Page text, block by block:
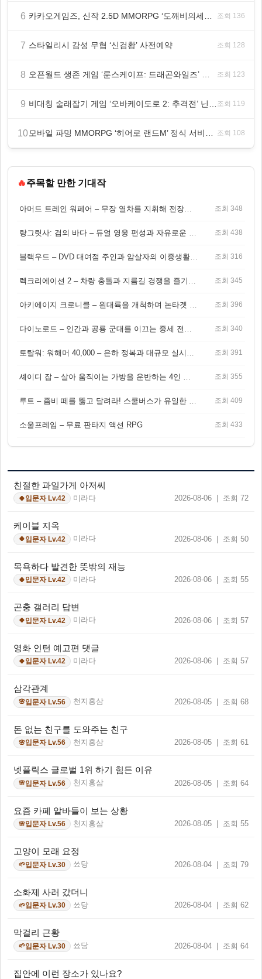
6 카카오게임즈, 신작 2.5D MMORPG ‘도깨비의세계’ 천만 배우 박지훈 광고 모델 발탁 조회 136
7 스타일리시 감성 무협 ‘신검황’ 사전예약 조회 128
8 오픈월드 생존 게임 ‘룬스케이프: 드래곤와일즈’ 대규모 유저 편의성 개선 및 사이드 퀘스트 업데이트 조회 123
9 비대칭 술래잡기 게임 ‘오바케이도로 2: 추격전’ 닌텐도 eShop 출시 조회 119
10 모바일 파밍 MMORPG ‘히어로 랜드M’ 정식 서비스 돌입 조회 108
🔥주목할 만한 기대작
조회 348
조회 438
조회 316
조회 345
조회 396
조회 340
조회 391
조회 355
조회 409
소울프레임 – 무료 판타지 액션 RPG 조회 433
친절한 과일가게 아저씨
🍀입문자 Lv.42 미라다 2026-08-06 | 조회 72
케이블 지옥
🍀입문자 Lv.42 미라다 2026-08-06 | 조회 50
목욕하다 발견한 뜻밖의 재능
🍀입문자 Lv.42 미라다 2026-08-06 | 조회 55
곤충 갤러리 답변
🍀입문자 Lv.42 미라다 2026-08-06 | 조회 57
영화 인턴 예고편 댓글
🍀입문자 Lv.42 미라다 2026-08-06 | 조회 57
삼각관계
🌸입문자 Lv.56 천지홍삼 2026-08-05 | 조회 68
돈 없는 친구를 도와주는 친구
🌸입문자 Lv.56 천지홍삼 2026-08-05 | 조회 61
넷플릭스 글로벌 1위 하기 힘든 이유
🌸입문자 Lv.56 천지홍삼 2026-08-05 | 조회 64
요즘 카페 알바들이 보는 상황
🌸입문자 Lv.56 천지홍삼 2026-08-05 | 조회 55
고양이 모래 요정
🌱입문자 Lv.30 쑈당 2026-08-04 | 조회 79
소화제 사러 갔더니
🌱입문자 Lv.30 쑈당 2026-08-04 | 조회 62
막걸리 근황
🌱입문자 Lv.30 쑈당 2026-08-04 | 조회 64
집안에 이런 장소가 있나요?